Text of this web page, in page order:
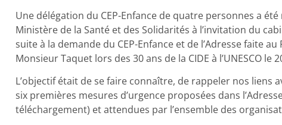
Une délégation du CEP-Enfance de quatre personnes a
Ministère de la Santé et des Solidarités à l’invitation du
suite à la demande du CEP-Enfance et de l’Adresse faite
Monsieur Taquet lors des 30 ans de la CIDE à l’UNESCO le
L’objectif était de se faire connaître, de rappeler nos liens
six premières mesures d’urgence proposées dans
téléchargement) et attendues par l’ensemble des